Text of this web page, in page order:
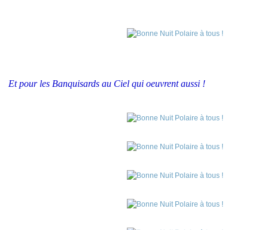
Et pour les Banquisards au Ciel qui oeuvrent aussi !